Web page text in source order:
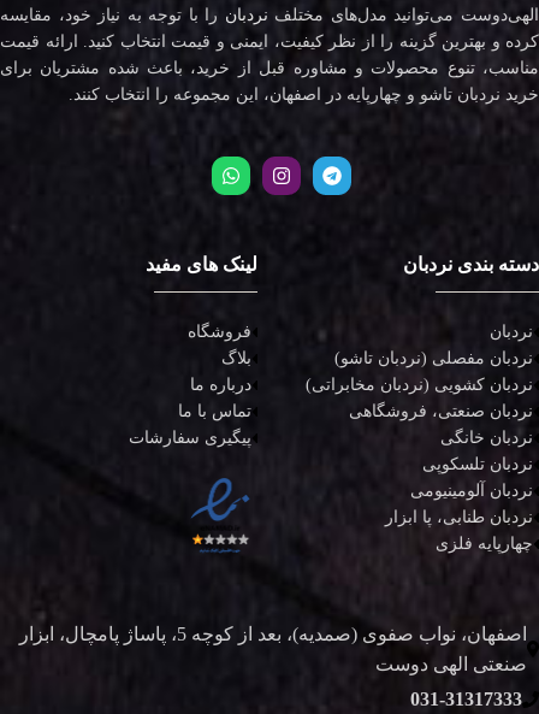
الهی‌دوست می‌توانید مدل‌های مختلف نردبان را با توجه به نیاز خود، مقایسه
کرده و بهترین گزینه را از نظر کیفیت، ایمنی و قیمت انتخاب کنید. ارائه قیمت
مناسب، تنوع محصولات و مشاوره قبل از خرید، باعث شده مشتریان برای
خرید نردبان تاشو و چهارپایه در اصفهان، این مجموعه را انتخاب کنند.
دسته بندی نردبان
نردبان
نردبان مفصلی (نردبان تاشو)
نردبان کشویی (نردبان مخابراتی)
نردبان صنعتی، فروشگاهی
نردبان خانگی
نردبان تلسکوپی
نردبان آلومینیومی
نردبان طنابی، پا ابزار
چهارپایه فلزی
لینک های مفید
فروشگاه
بلاگ
درباره ما
تماس با ما
پیگیری سفارشات
اصفهان، نواب صفوی (صمدیه)، بعد از کوچه 5، پاساژ پامچال، ابزار
صنعتی الهی دوست
031-31317333